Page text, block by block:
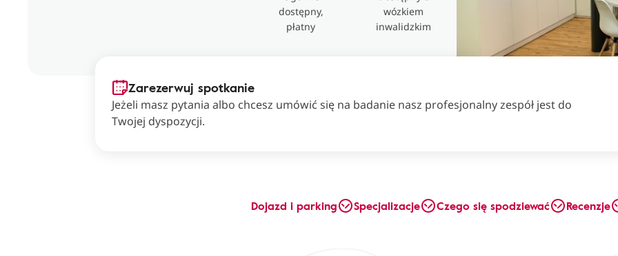
dostępny,
płatny
wózkiem
inwalidzkim
Zarezerwuj spotkanie
Jeżeli masz pytania albo chcesz umówić się na badanie nasz profesjonalny zespół jest do
Twojej dyspozycji.
Dojazd i parking Specjalizacje Czego się spodziewać Recenzje